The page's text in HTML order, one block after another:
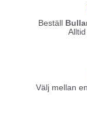
Beställ
Välj mellan